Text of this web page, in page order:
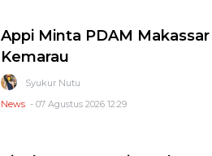
Appi Minta PDAM
Kemarau
Syukur Nutu
News - 07 Agustus 2026 12:29